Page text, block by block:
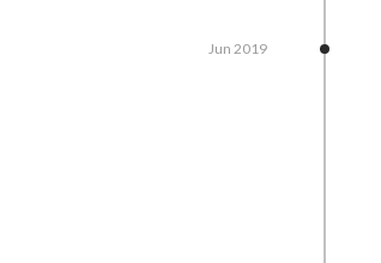
Jun 2019